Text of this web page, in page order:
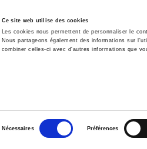
Ce site web utilise des cookies
Les cookies nous permettent de personnaliser le
Nous partageons également des informations sur
combiner celles-ci avec d'autres informations que
Nécessaires Préférences
Accueil